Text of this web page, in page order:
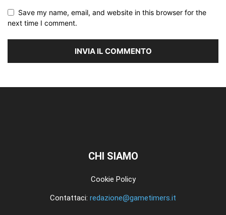
Save my name, email, and website in this browser for the
next time I comment.
CHI SIAMO
Cookie Policy
Contattaci: redazione@gametimers.it